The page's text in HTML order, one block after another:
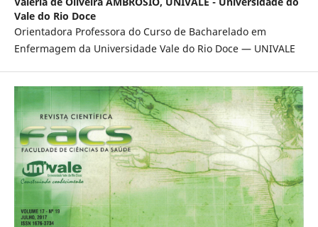
Vale do Rio Doce
Orientadora Professora do Curso de Bacharelado em
Enfermagem da Universidade Vale do Rio Doce — UNIVALE